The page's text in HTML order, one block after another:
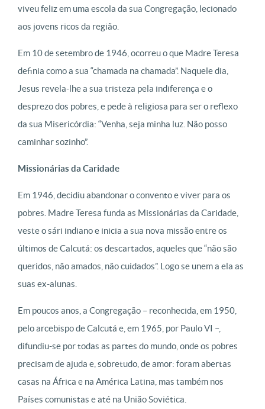
viveu feliz em uma escola da sua Congregação, lecionado
aos jovens ricos da região.
Em 10 de setembro de 1946, ocorreu o que Madre Teresa
definia como a sua “chamada na chamada”. Naquele dia,
Jesus revela-lhe a sua tristeza pela indiferença e o
desprezo dos pobres, e pede à religiosa para ser o reflexo
da sua Misericórdia: “Venha, seja minha luz. Não posso
caminhar sozinho”.
Missionárias da Caridade
Em 1946, decidiu abandonar o convento e viver para os
pobres. Madre Teresa funda as Missionárias da Caridade,
veste o sári indiano e inicia a sua nova missão entre os
últimos de Calcutá: os descartados, aqueles que “não são
queridos, não amados, não cuidados”. Logo se unem a ela as
suas ex-alunas.
Em poucos anos, a Congregação – reconhecida, em 1950,
pelo arcebispo de Calcutá e, em 1965, por Paulo VI –,
difundiu-se por todas as partes do mundo, onde os pobres
precisam de ajuda e, sobretudo, de amor: foram abertas
casas na África e na América Latina, mas também nos
Países comunistas e até na União Soviética.